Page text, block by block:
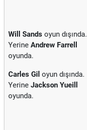
Will Sands oyun dışında.
Yerine Andrew Farrell
oyunda.
Carles Gil oyun dışında.
Yerine Jackson Yueill
oyunda.